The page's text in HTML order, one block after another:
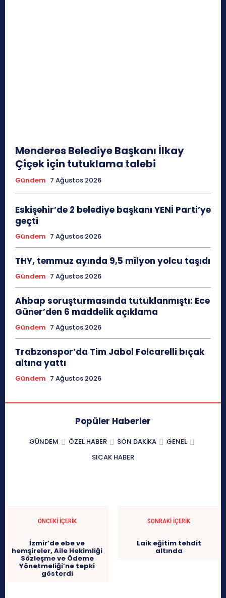
Menderes Belediye Başkanı İlkay
Çiçek için tutuklama talebi
Gündem 7 Ağustos 2026
Eskişehir’de 2 belediye başkanı YENİ Parti’ye
geçti
Gündem 7 Ağustos 2026
THY, temmuz ayında 9,5 milyon yolcu taşıdı
Gündem 7 Ağustos 2026
Ahbap soruşturmasında tutuklanmıştı: Ece
Güner’den 6 maddelik açıklama
Gündem 7 Ağustos 2026
Trabzonspor’da Tim Jabol Folcarelli bıçak
altına yattı
Gündem 7 Ağustos 2026
Popüler Haberler
GÜNDEM ÖZEL HABER SON DAKIKA
GENEL
SICAK HABER
ÖNCEKI İÇERIK
İzmir’de ebe ve
hemşireler, Aile Hekimliği
Sözleşme ve Ödeme
Yönetmeliği’ne tepki
gösterdi
SONRAKI İÇERIK
Laik eğitim tehdit
altında